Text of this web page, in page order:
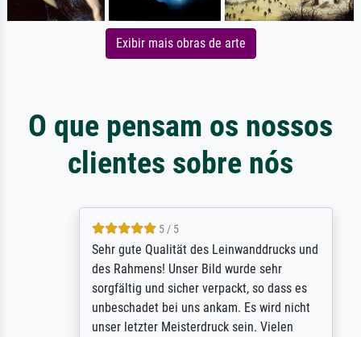
Exibir mais obras de arte
O que pensam os nossos
clientes sobre nós
5 / 5
Sehr gute Qualität des Leinwanddrucks und
des Rahmens! Unser Bild wurde sehr
sorgfältig und sicher verpackt, so dass es
unbeschadet bei uns ankam. Es wird nicht
unser letzter Meisterdruck sein. Vielen